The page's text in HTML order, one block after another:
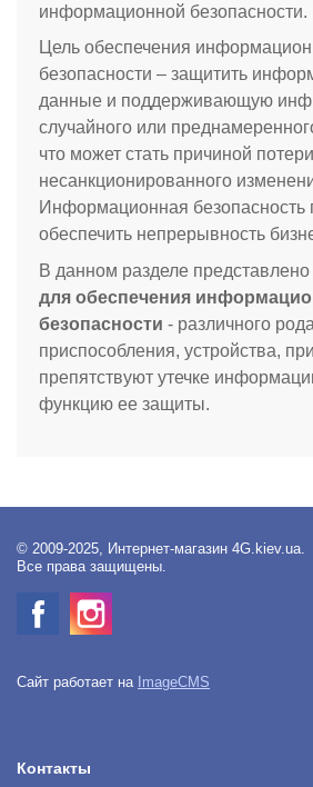
информационной безопасности.
Цель обеспечения
безопасности – защитить
данные и поддерживающую
случайного или
что может стать причиной
несанкционированного
Информационная безопасность
обеспечить непрерывность
В данном разделе представлено
для обеспечения
безопасности - различного
приспособления, устройства,
препятствуют утечке
функцию ее защиты.
© 2009-2025, Интернет-магазин 4G.kiev.ua.
Все права защищены.
Сайт работает на ImageCMS
Контакты